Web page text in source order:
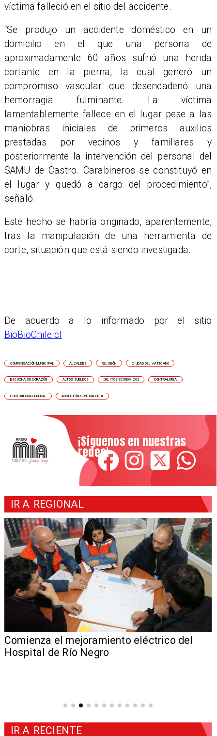
víctima falleció en el sitio del accidente.
​“Se produjo un accidente doméstico en un
domicilio en el que una persona de
aproximadamente 60 años sufrió una herida
cortante en la pierna, la cual generó un
compromiso vascular que desencadenó una
hemorragia fulminante. La víctima
lamentablemente fallece en el lugar pese a las
maniobras iniciales de primeros auxilios
prestadas por vecinos y familiares y
posteriormente la intervención del personal del
SAMU de Castro. Carabineros se constituyó en
el lugar y quedó a cargo del procedimiento”,
señaló.
Este hecho se habría originado, aparentemente,
tras la manipulación de una herramienta de
corte, situación que está siendo investigada.
De acuerdo a lo informado por el sitio
BioBioChile.cl
COMPENSACIÓN MUNICIPAL ALCALDES RELIGIÓN CIUDAD DEL VATICANO
ESCUCHA SU CORAZÓN ALTOS SUELDOS DELITOS ECONÓMICOS CONTRALORIA
CONTRALORA GENERAL AUDITORÍA CONTRALORÍA
¡Síguenos en nuestras
redes!
IR A REGIONAL
Comienza el mejoramiento eléctrico del
Hospital de Río Negro
IR A RECIENTE